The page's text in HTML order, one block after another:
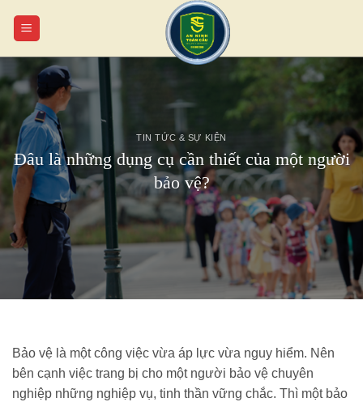
đến
TIN TỨC & SỰ KIỆN
Đâu là những dụng cụ cần thiết của một người
bảo vệ?
Bảo vệ là một công việc vừa áp lực vừa nguy hiểm. Nên
bên cạnh việc trang bị cho một người bảo vệ chuyên
nghiệp những nghiệp vụ, tinh thần vững chắc. Thì một bảo